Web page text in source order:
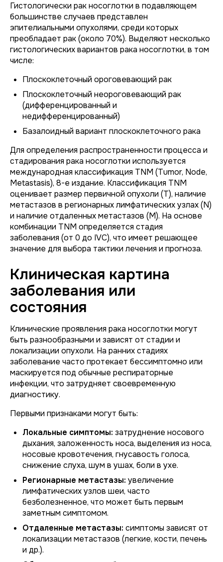
Гистологически рак носоглотки в подавляющем
большинстве случаев представлен
эпителиальными опухолями, среди которых
преобладает рак (около 70%). Выделяют несколько
гистологических вариантов рака носоглотки, в том
числе:
Плоскоклеточный ороговевающий рак
Плоскоклеточный неороговевающий рак
(дифференцированный и
недифференцированный)
Базалоидный вариант плоскоклеточного рака
Для определения распространенности процесса и
стадирования рака носоглотки используется
международная классификация TNM (Tumor, Node,
Metastasis), 8-е издание. Классификация TNM
оценивает размер первичной опухоли (T), наличие
метастазов в регионарных лимфатических узлах (N)
и наличие отдаленных метастазов (M). На основе
комбинации TNM определяется стадия
заболевания (от 0 до IVC), что имеет решающее
значение для выбора тактики лечения и прогноза.
Клиническая картина
заболевания или
состояния
Клинические проявления рака носоглотки могут
быть разнообразными и зависят от стадии и
локализации опухоли. На ранних стадиях
заболевание часто протекает бессимптомно или
маскируется под обычные респираторные
инфекции, что затрудняет своевременную
диагностику.
Первыми признаками могут быть:
Локальные симптомы: затруднение носового
дыхания, заложенность носа, выделения из носа,
носовые кровотечения, гнусавость голоса,
снижение слуха, шум в ушах, боли в ухе.
Регионарные метастазы: увеличение
лимфатических узлов шеи, часто
безболезненное, что может быть первым
заметным симптомом.
Отдаленные метастазы: симптомы зависят от
локализации метастазов (легкие, кости, печень
и др.).